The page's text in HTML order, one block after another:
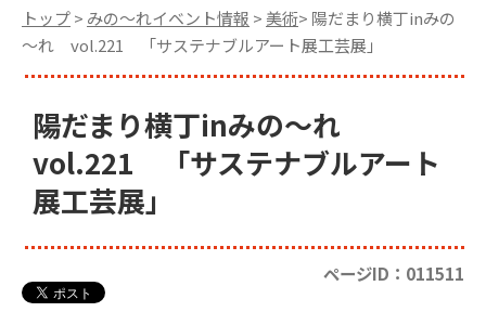
トップ> みの〜れイベント情報 > 美術> 陽だまり横丁inみの
～れ vol.221 「サステナブルアート展工芸展」
陽だまり横丁inみの～れ
vol.221 「サステナブルアート
展工芸展」
ページID：011511